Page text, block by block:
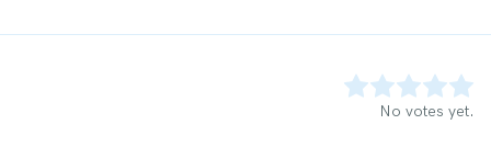
No votes yet.